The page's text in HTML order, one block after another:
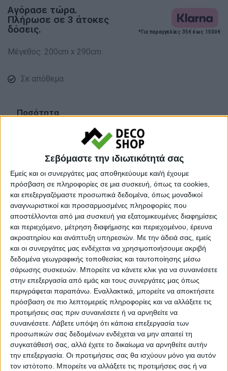
Σεβόμαστε την ιδιωτικότητά σας
Εμείς και οι συνεργάτες μας αποθηκεύουμε και/ή έχουμε
πρόσβαση σε πληροφορίες σε μια συσκευή, όπως τα cookies,
και επεξεργαζόμαστε προσωπικά δεδομένα, όπως μοναδικοί
αναγνωριστικοί και προσαρμοσμένες πληροφορίες που
αποστέλλονται από μια συσκευή για εξατομικευμένες διαφημίσεις
και περιεχόμενο, μέτρηση διαφήμισης και περιεχομένου, έρευνα
ακροατηρίου και ανάπτυξη υπηρεσιών. Με την άδειά σας, εμείς
και οι συνεργάτες μας ενδέχεται να χρησιμοποιήσουμε ακριβή
δεδομένα γεωγραφικής τοποθεσίας και ταυτοποίησης μέσω
σάρωσης συσκευών. Μπορείτε να κάνετε κλικ για να συναινέσετε
στην επεξεργασία από εμάς και τους συνεργάτες μας όπως
περιγράφεται παραπάνω. Εναλλακτικά, μπορείτε να αποκτήσετε
πρόσβαση σε πιο λεπτομερείς πληροφορίες και να αλλάξετε τις
προτιμήσεις σας πριν συναινέσετε ή να αρνηθείτε να
συναινέσετε. Λάβετε υπόψη ότι κάποια επεξεργασία των
προσωπικών σας δεδομένων ενδέχεται να μην απαιτεί τη
συγκατάθεσή σας, αλλά έχετε το δικαίωμα να αρνηθείτε αυτήν
την επεξεργασία. Οι προτιμήσεις σας θα ισχύουν μόνο για αυτόν
τον ιστότοπο. Μπορείτε να αλλάξετε τις προτιμήσεις σας ή να
Αγόρασε τώρα.
Πλήρωσε σε 3 άτοκες
δόσεις.
*Για παραγγελίες 35€ έως 1500€
Μέγεθος: 200cm x 290cm
Σε απόθεμα
Ποσότητα
Προσθήκη στο καλάθι
Κωδικός προϊόντος :149695
Κάνε μια ερώτηση Share
Κατηγορίες: ΑΝΑΓΛΥΦΑ ΧΑΛΙΑ,ΧΑΛΙΑ,ΧΑΛΙΑ
ΜΗΧΑΝΗΣ
Tags:
vintage , ΧΑΛΙΑ